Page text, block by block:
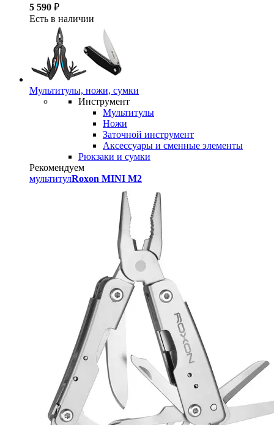
5 590 ₽
Есть в наличии
Мультитулы, ножи, сумки
Инструмент
Мультитулы
Ножи
Заточной инструмент
Аксессуары и сменные элементы
Рюкзаки и сумки
Рекомендуем
мультитулRoxon MINI M2